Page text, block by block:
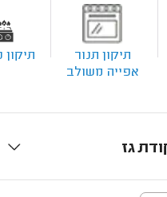
תיקון תנור
אפייה משולב
תיקון
גז